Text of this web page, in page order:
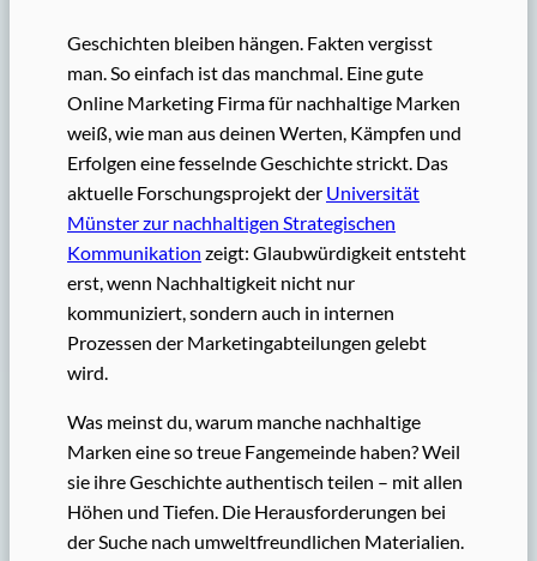
Geschichten bleiben hängen. Fakten vergisst
man. So einfach ist das manchmal. Eine gute
Online Marketing Firma für nachhaltige Marken
weiß, wie man aus deinen Werten, Kämpfen und
Erfolgen eine fesselnde Geschichte strickt. Das
aktuelle Forschungsprojekt der Universität
Münster zur nachhaltigen Strategischen
Kommunikation zeigt: Glaubwürdigkeit entsteht
erst, wenn Nachhaltigkeit nicht nur
kommuniziert, sondern auch in internen
Prozessen der Marketingabteilungen gelebt
wird.
Was meinst du, warum manche nachhaltige
Marken eine so treue Fangemeinde haben? Weil
sie ihre Geschichte authentisch teilen – mit allen
Höhen und Tiefen. Die Herausforderungen bei
der Suche nach umweltfreundlichen Materialien.